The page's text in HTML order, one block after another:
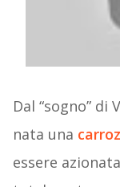
Dal “sogno”
nata una
essere